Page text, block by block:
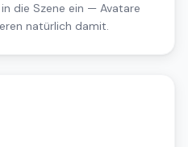
die Szene ein — Avatare
natürlich damit.